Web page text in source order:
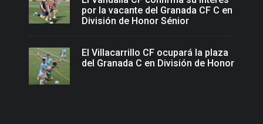
por la vacante del Granada CF C en
División de Honor Sénior
El Villacarrillo CF ocupará la plaza
del Granada C en División de Honor